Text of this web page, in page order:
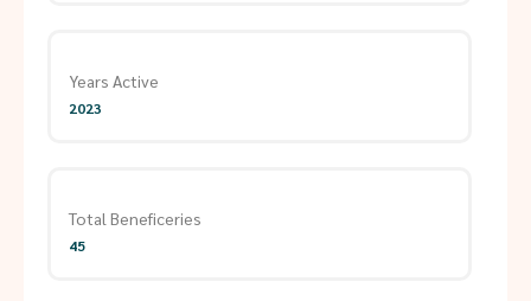
Years Active
2023
Total Beneficeries
45